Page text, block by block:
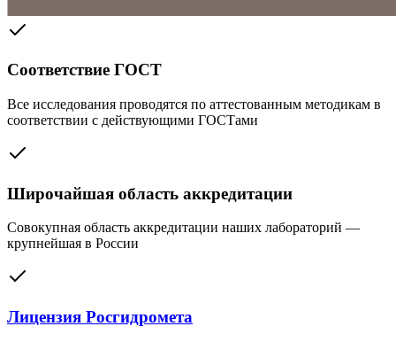
Соответствие ГОСТ
Все исследования проводятся по аттестованным методикам в
соответствии с действующими ГОСТами
Широчайшая область аккредитации
Совокупная область аккредитации наших лабораторий —
крупнейшая в России
Лицензия Росгидромета